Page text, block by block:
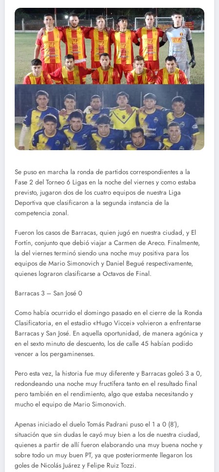
Se puso en marcha la ronda de partidos correspondientes a la
Fase 2 del Torneo 6 Ligas en la noche del viernes y como estaba
previsto, jugaron dos de los cuatro equipos de nuestra Liga
Deportiva que clasificaron a la segunda instancia de la
competencia zonal.
Fueron los casos de Barracas, quien jugó en nuestra ciudad, y El
Fortín, conjunto que debió viajar a Carmen de Areco. Finalmente,
la del viernes terminó siendo una noche muy positiva para los
equipos de Mario Simonovich y Daniel Begué respectivamente,
quienes lograron clasificarse a Octavos de Final.
Barracas 3 – San José 0
Como había ocurrido el domingo pasado en el cierre de la Ronda
Clasificatoria, en el estadio «Hugo Viccei» volvieron a enfrentarse
Barracas y San José. En aquella oportunidad, de manera agónica y
en el sexto minuto de descuento, los de calle 45 habían podido
vencer a los pergaminenses.
Pero esta vez, la historia fue muy diferente y Barracas goleó 3 a 0,
redondeando una noche muy fructífera tanto en el resultado final
pero también en el rendimiento, algo que estaba necesitando y
mucho el equipo de Mario Simonovich.
Apenas iniciado el duelo Tomás Padrani puso el 1 a 0 (8′),
situación que sin dudas le cayó muy bien a los de nuestra ciudad,
quienes a partir de allí fueron elaborando una muy buena noche y
sobre todo un muy buen PT, ya que posteriormente llegaron los
goles de Nicolás Juárez y Felipe Ruiz Tozzi.